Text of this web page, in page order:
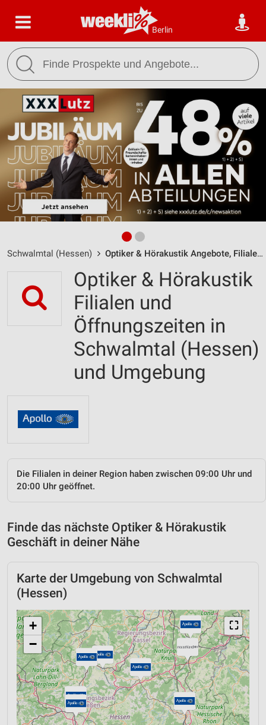
Berlin
Schwalmtal (Hessen) Optiker & Hörakustik Angebote, Filialen & Öffnungszeiten
Optiker & Hörakustik
Filialen und
Öffnungszeiten in
Schwalmtal (Hessen)
und Umgebung
Die Filialen in deiner Region haben zwischen 09:00 Uhr und
20:00 Uhr geöffnet.
Finde das nächste Optiker & Hörakustik
Geschäft in deiner Nähe
Karte der Umgebung von Schwalmtal
(Hessen)
⛶
+
−